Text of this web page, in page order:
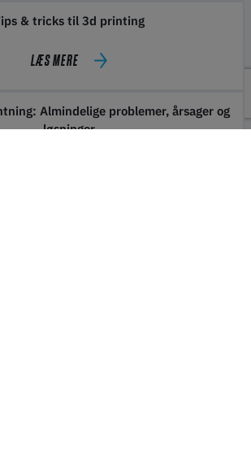
& tricks til 3d printing
LÆS MERE
Almindelige problemer, årsager og
løsninger